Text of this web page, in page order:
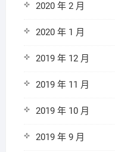
2020 年 2 月
2020 年 1 月
2019 年 12 月
2019 年 11 月
2019 年 10 月
2019 年 9 月